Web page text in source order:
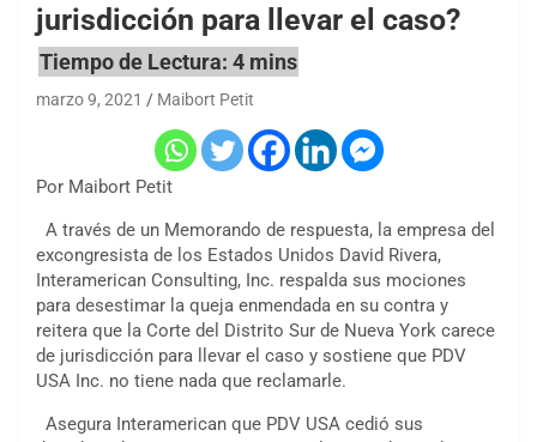
jurisdicción para llevar el caso?
marzo 9, 2021 Maibort Petit
Por Maibort Petit
A través de un Memorando de respuesta, la empresa del
excongresista de los Estados Unidos David Rivera,
Interamerican Consulting, Inc. respalda sus mociones
para desestimar la queja enmendada en su contra y
reitera que la Corte del Distrito Sur de Nueva York carece
de jurisdicción para llevar el caso y sostiene que PDV
USA Inc. no tiene nada que reclamarle.
Asegura Interamerican que PDV USA cedió sus